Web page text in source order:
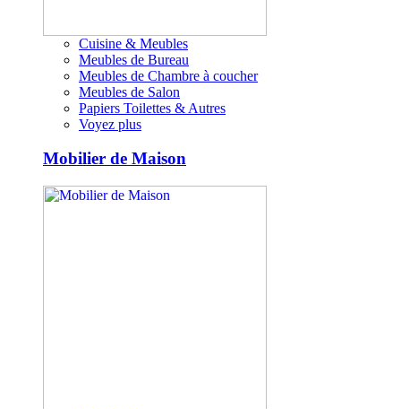
Cuisine & Meubles
Meubles de Bureau
Meubles de Chambre à coucher
Meubles de Salon
Papiers Toilettes & Autres
Voyez plus
Mobilier de Maison